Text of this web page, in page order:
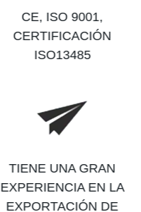
CE, ISO 9001,
CERTIFICACIÓN
ISO13485
TIENE UNA GRAN
EXPERIENCIA EN LA
EXPORTACIÓN DE